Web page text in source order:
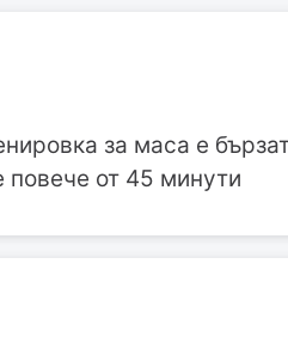
за маса е
от 45 минути